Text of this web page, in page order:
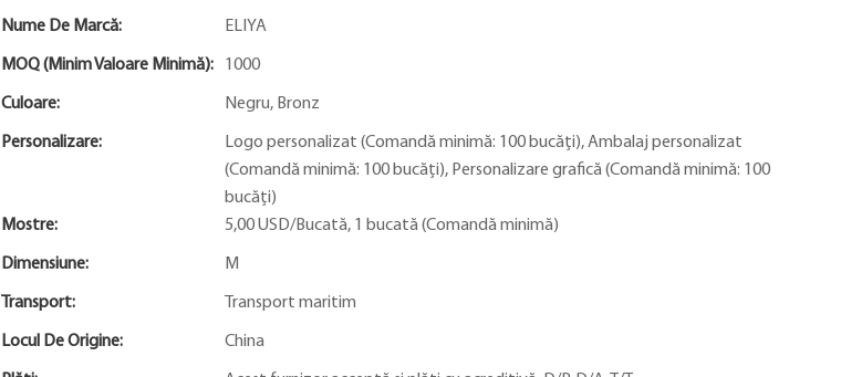
Nume De Marcă: ELIYA
MOQ (minim Valoare Minimă): 1000
Culoare: Negru, Bronz
Personalizare:
Logo personalizat (Comandă minimă: 100 bucăți), Ambalaj personalizat
(Comandă minimă: 100 bucăți), Personalizare grafică (Comandă minimă: 100
bucăți)
Mostre:
5,00 USD/Bucată, 1 bucată (Comandă minimă)
Dimensiune: M
Transport: Transport maritim
Locul De Origine: China